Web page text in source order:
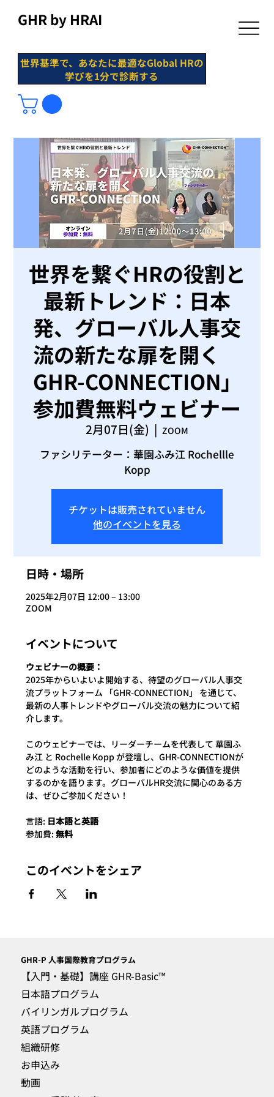
GHR by HRAI
世界基準で、あなたに最適なGlobal HRの
学びを1分で診断する
世界を繋ぐHRの役割と
最新トレンド：日本
発、グローバル人事交
流の新たな扉を開く
GHR-CONNECTION」
参加費無料ウェビナー
2月07日(金)
  |
ZOOM
ファシリテーター：華園ふみ江 Rochellle
Kopp
チケットは販売されていません
他のイベントを見る
日時・場所
2025年2月07日 12:00 – 13:00
ZOOM
イベントについて
ウェビナーの概要：
2025年からいよいよ開始する、待望のグローバル人事交
流プラットフォーム 「GHR-CONNECTION」 を通じて、
最新の人事トレンドやグローバル交流の魅力について紹
介します。
このウェビナーでは、リーダーチームを代表して 華園ふ
み江 と Rochelle Kopp が登壇し、GHR-CONNECTIONが
どのような活動を行い、参加者にどのような価値を提供
するのかを語ります。グローバルHR交流に関心のある方
は、ぜひご参加ください！
言語: 日本語と英語
参加費: 無料
このイベントをシェア
GHR-P人事国際教育プログラム
【入門・基礎】講座 GHR-Basic™
日本語プログラム
バイリンガルプログラム
英語プログラム
組織研修
お申込み
動画